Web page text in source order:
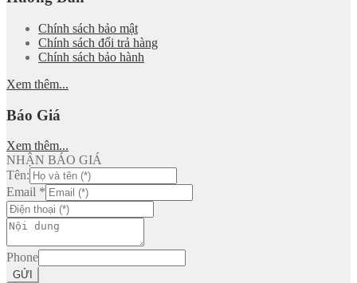
Chính sách bảo mật
Chính sách đổi trả hàng
Chính sách bảo hành
Xem thêm...
Báo Giá
Xem thêm...
NHẬN BÁO GIÁ
Tên:
Email *
Phone
GỬI